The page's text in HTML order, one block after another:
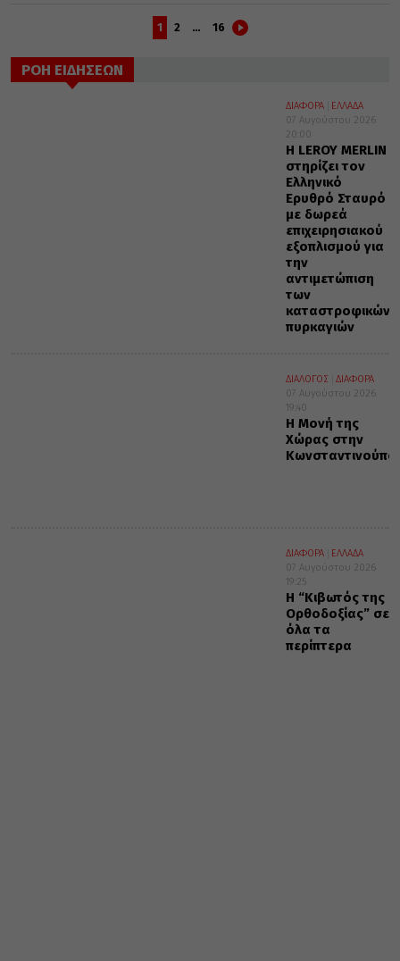
1 2 … 16
ΡΟΗ ΕΙΔΗΣΕΩΝ
ΔΙΑΦΟΡΑ
ΕΛΛΑΔΑ
07 Αυγούστου 2026
20:00
Η LEROY MERLIN
στηρίζει τον
Ελληνικό
Ερυθρό Σταυρό
με δωρεά
επιχειρησιακού
εξοπλισμού για
την
αντιμετώπιση
των
καταστροφικών
πυρκαγιών
ΔΙΑΛΟΓΟΣ
ΔΙΑΦΟΡΑ
07 Αυγούστου 2026
19:40
Η Μονή της
Χώρας στην
ΔΙΑΦΟΡΑ
ΕΛΛΑΔΑ
07 Αυγούστου 2026
19:25
Η “Κιβωτός της
Ορθοδοξίας” σε
όλα τα
περίπτερα